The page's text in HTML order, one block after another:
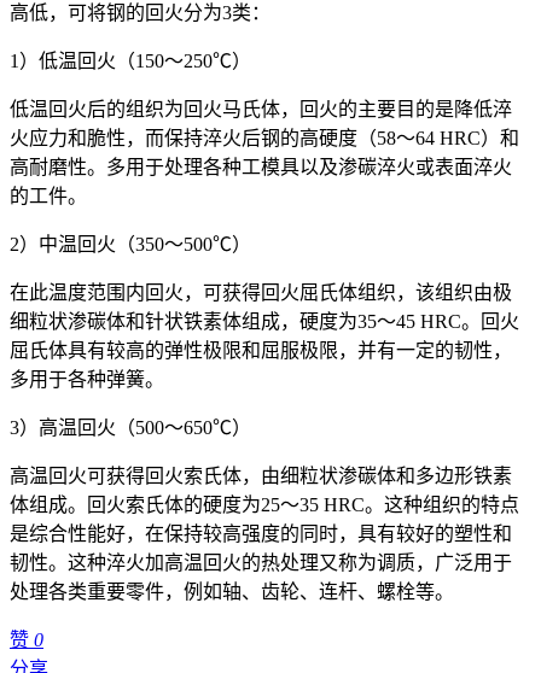
高低，可将钢的回火分为3类：
1）低温回火（150～250℃）
低温回火后的组织为回火马氏体，回火的主要目的是降低淬
火应力和脆性，而保持淬火后钢的高硬度（58～64 HRC）和
高耐磨性。多用于处理各种工模具以及渗碳淬火或表面淬火
的工件。
2）中温回火（350～500℃）
在此温度范围内回火，可获得回火屈氏体组织，该组织由极
细粒状渗碳体和针状铁素体组成，硬度为35～45 HRC。回火
屈氏体具有较高的弹性极限和屈服极限，并有一定的韧性，
多用于各种弹簧。
3）高温回火（500～650℃）
高温回火可获得回火索氏体，由细粒状渗碳体和多边形铁素
体组成。回火索氏体的硬度为25～35 HRC。这种组织的特点
是综合性能好，在保持较高强度的同时，具有较好的塑性和
韧性。这种淬火加高温回火的热处理又称为调质，广泛用于
处理各类重要零件，例如轴、齿轮、连杆、螺栓等。
赞 0
分享